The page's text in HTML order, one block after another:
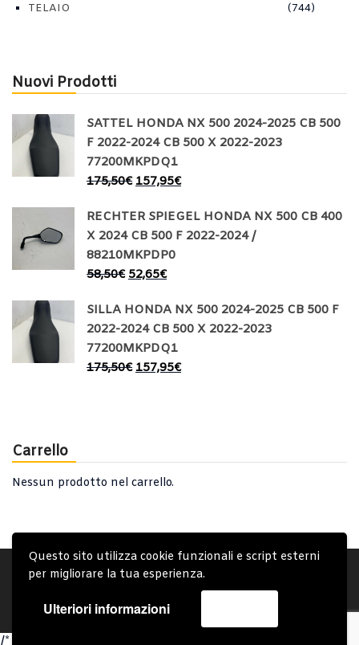
Questo sito utilizza cookie funzionali e script esterni
per migliorare la tua esperienza.
Ulteriori informazioni
TELAIO
(744)
Nuovi Prodotti
SATTEL HONDA NX 500 2024-2025 CB 500
F 2022-2024 CB 500 X 2022-2023
77200MKPDQ1
175,50€ 157,95€
RECHTER SPIEGEL HONDA NX 500 CB 400
X 2024 CB 500 F 2022-2024 /
88210MKPDP0
58,50€ 52,65€
SILLA HONDA NX 500 2024-2025 CB 500 F
2022-2024 CB 500 X 2022-2023
77200MKPDQ1
175,50€ 157,95€
Carrello
Nessun prodotto nel carrello.
Account Condizioni Generali
Spedizione e Consegna
Copyright © 2019 - System Bike Srl - Design by TDsolutions